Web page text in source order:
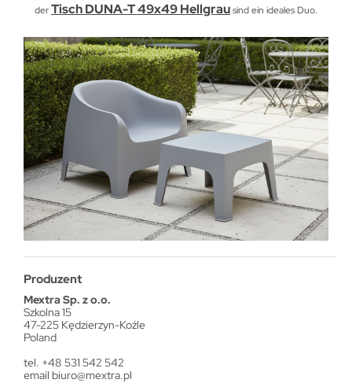
derTisch DUNA-T 49x49 Hellgrausind ein ideales Duo.
Produzent
Mextra Sp. z o.o.
Szkolna 15
47-225 Kędzierzyn-Koźle
Poland
tel. +48 531 542 542
email biuro@mextra.pl